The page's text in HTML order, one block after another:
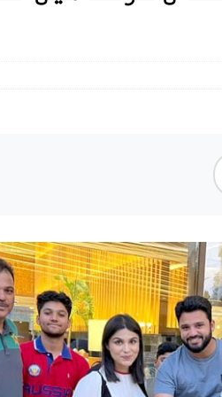
پر کام جلد شروع کرنے کا فیصلہ کر